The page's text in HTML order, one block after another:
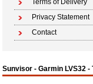
Terms of Delivery
Privacy Statement
Contact
Sunvisor - Garmin LVS32